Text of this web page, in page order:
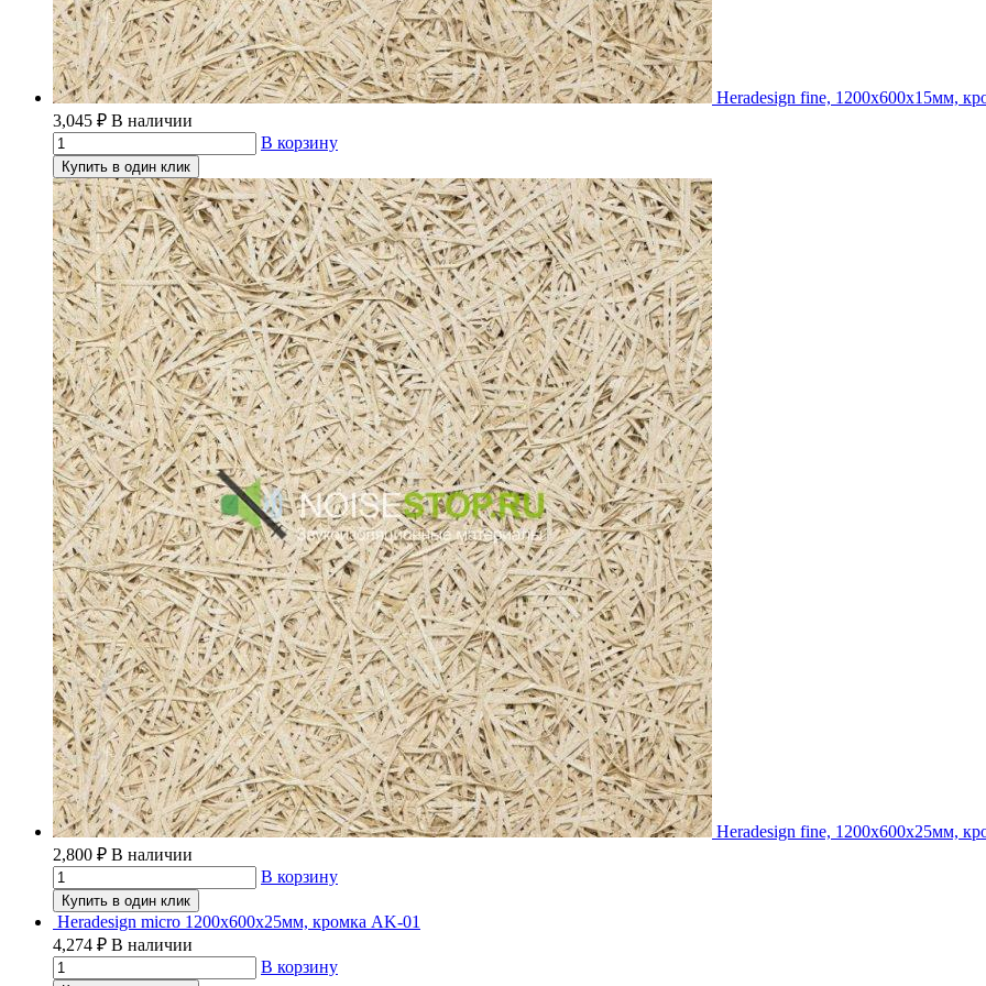
Heradesign fine, 1200х600х15мм,
3,045 ₽ В наличии
В корзину
Купить в один клик
Heradesign fine, 1200х600х25мм,
2,800 ₽ В наличии
В корзину
Купить в один клик
Heradesign micro 1200х600х25мм, кромка AK-01
4,274 ₽ В наличии
В корзину